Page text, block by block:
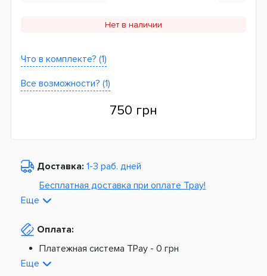
Нет в наличии
Что в комплекте? (1)
Все возможности? (1)
750 грн
Доставка: 1-3 раб. дней
Бесплатная доставка при оплате Tpay!
Из Европы от
Платная доставка по Украине:
Еще
Оплата:
Платежная система TPay - 0 грн
На расчетный счет -
Еще